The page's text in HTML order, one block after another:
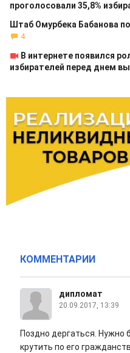
проголосовали 35,8%
Штаб Омурбека Бабанова
4
В интернете появился
избирателей перед днем
КОММЕНТАРИИ
дипломат
20.09.2017, 13:39
Поздно дергаться. Нужно
крутить по его